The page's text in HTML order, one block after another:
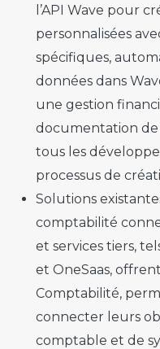
l’API Wave pour
personnalisées
spécifiques,
données dans
une gestion
documentation de
tous les
processus de
Solutions
comptabilité
et services tiers,
et OneSaas,
Comptabilité,
connecter leurs
comptable et de